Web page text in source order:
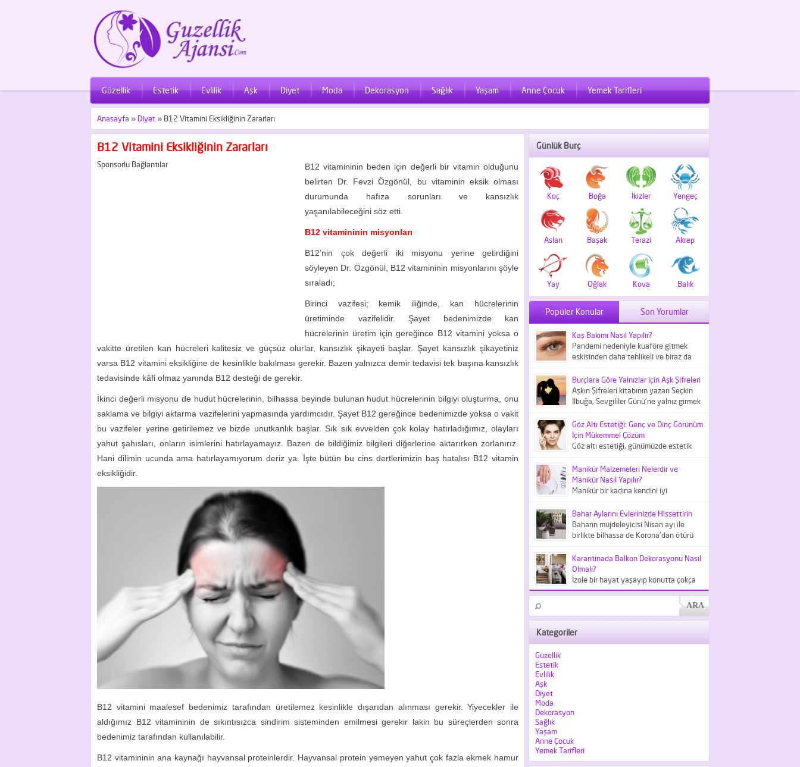
Güzellik Estetik Evlilik Aşk Diyet Moda Dekorasyon Sağlık Yaşam Anne Çocuk Yemek Tarifleri
Anasayfa » Diyet » B12 Vitamini Eksikliğinin Zararları
B12 Vitamini Eksikliğinin Zararları
Sponsorlu Bağlantılar
B12 vitamininin beden için değerli bir vitamin olduğunu
belirten Dr. Fevzi Özgönül, bu vitaminin eksik olması
durumunda hafıza sorunları ve kansızlık
yaşanılabileceğini söz etti.
B12 vitamininin misyonları
B12’nin çok değerli iki misyonu yerine getirdiğini
söyleyen Dr. Özgönül, B12 vitamininin misyonlarını şöyle
sıraladı;
Birinci vazifesi; kemik iliğinde, kan hücrelerinin
üretiminde vazifelidir. Şayet bedenimizde kan
hücrelerinin üretim için gereğince B12 vitamini yoksa o
vakitte üretilen kan hücreleri kalitesiz ve güçsüz olurlar, kansızlık şikayeti başlar. Şayet kansızlık şikayetiniz
varsa B12 vitamini eksikliğine de kesinlikle bakılması gerekir. Bazen yalnızca demir tedavisi tek başına kansızlık
tedavisinde kâfi olmaz yanında B12 desteği de gerekir.
İkinci değerli misyonu de hudut hücrelerinin, bilhassa beyinde bulunan hudut hücrelerinin bilgiyi oluşturma, onu
saklama ve bilgiyi aktarma vazifelerini yapmasında yardımcıdır. Şayet B12 gereğince bedenimizde yoksa o vakit
bu vazifeler yerine getirilemez ve bizde unutkanlık başlar. Sık sık evvelden çok kolay hatırladığımız, olayları
yahut şahısları, onların isimlerini hatırlayamayız. Bazen de bildiğimiz bilgileri diğerlerine aktarırken zorlanırız.
Hani dilimin ucunda ama hatırlayamıyorum deriz ya. İşte bütün bu cins dertlerimizin baş hatalısı B12 vitamin
eksikliğidir.
B12 vitamini maalesef bedenimiz tarafından üretilemez kesinlikle dışarıdan alınması gerekir. Yiyecekler ile
aldığımız B12 vitamininin de sıkıntısızca sindirim sisteminden emilmesi gerekir lakin bu süreçlerden sonra
bedenimiz tarafından kullanılabilir.
B12 vitamininin ana kaynağı hayvansal proteinlerdir. Hayvansal protein yemeyen yahut çok fazla ekmek hamur
Günlük Burç
Koç Boğa İkizler Yengeç
Aslan Başak Terazi Akrep
Yay Oğlak Kova Balık
Popüler Konular Son Yorumlar
Kaş Bakımı Nasıl Yapılır?
Pandemi nedeniyle kuaföre gitmek
eskisinden daha tehlikeli ve biraz da
maliyetli bir iş haline geldi....
Burçlara Göre Yalnızlar için Aşk Şifreleri
Aşkın Şifreleri kitabının yazarı Seçkin
İlbuğa, Sevgililer Günü'ne yalnız girmek
istemeyenler içni aşk şifreleri
hakkında...
Göz Altı Estetiği: Genç ve Dinç Görünüm
İçin Mükemmel Çözüm
Göz altı estetiği, günümüzde estetik
tıbbın önemli bir parçası olarak kabul
edilir ve göz çevresindeki...
Manikür Malzemeleri Nelerdir ve
Manikür Nasıl Yapılır?
Manikür bir kadına kendini iyi
hissettiren kişisel bakım
uygulamalarından biridir. Peki, bunun
için gerekli manikür...
Bahar Aylarını Evlerinizde Hissettirin
Baharın müjdeleyicisi Nisan ayı ile
birlikte bilhassa de Korona'dan ötürü
meskende kaldığımız şu günlerde
kıyafetlerden...
Karantinada Balkon Dekorasyonu Nasıl
Olmalı?
İzole bir hayat yaşayıp konutta çokça
vakit geçirdiğimiz şu günlerde
Kategoriler
Güzellik
Estetik
Evlilik
Aşk
Diyet
Moda
Dekorasyon
Sağlık
Yaşam
Anne Çocuk
Yemek Tarifleri